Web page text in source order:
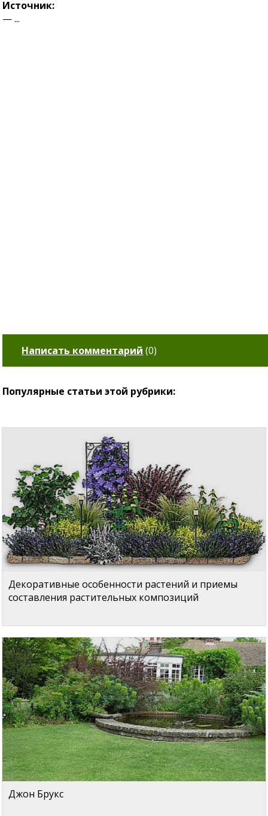
Источник:
— ...
Написать комментарий (0)
Популярные статьи этой рубрики:
Декоративные особенности растений и приемы
составления растительных композиций
Джон Брукс